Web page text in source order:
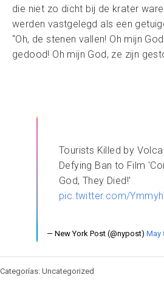
die niet zo dicht bij de krater
werden vastgelegd als een
“Oh, de stenen vallen! Oh mijn
gedood! Oh mijn God, ze zijn
Tourists Killed by
Defying Ban to Film
God, They Died!'
pic.twitter.com/
— New York Post (@nypost) May
Categorías: Uncategorized